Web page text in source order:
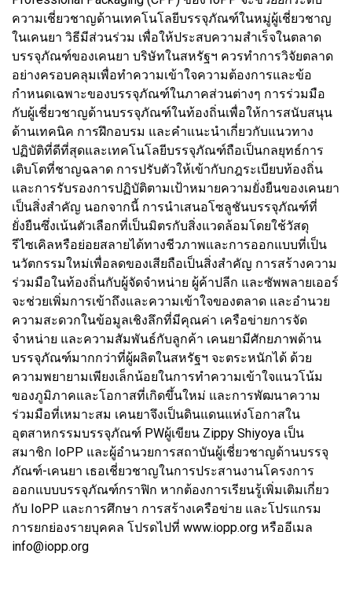
ความเชี่ยวชาญด้านเทคโนโลยีบรรจุภัณฑ์ในหมู่ผู้เชี่ยวชาญ
ในเคนยา วิธีมีส่วนร่วม เพื่อให้ประสบความสำเร็จในตลาด
บรรจุภัณฑ์ของเคนยา บริษัทในสหรัฐฯ ควรทำการวิจัยตลาด
อย่างครอบคลุมเพื่อทำความเข้าใจความต้องการและข้อ
กำหนดเฉพาะของบรรจุภัณฑ์ในภาคส่วนต่างๆ การร่วมมือ
กับผู้เชี่ยวชาญด้านบรรจุภัณฑ์ในท้องถิ่นเพื่อให้การสนับสนุน
ด้านเทคนิค การฝึกอบรม และคำแนะนำเกี่ยวกับแนวทาง
ปฏิบัติที่ดีที่สุดและเทคโนโลยีบรรจุภัณฑ์ถือเป็นกลยุทธ์การ
เติบโตที่ชาญฉลาด การปรับตัวให้เข้ากับกฎระเบียบท้องถิ่น
และการรับรองการปฏิบัติตามเป้าหมายความยั่งยืนของเคนยา
เป็นสิ่งสำคัญ นอกจากนี้ การนำเสนอโซลูชันบรรจุภัณฑ์ที่
ยั่งยืนซึ่งเน้นตัวเลือกที่เป็นมิตรกับสิ่งแวดล้อมโดยใช้วัสดุ
รีไซเคิลหรือย่อยสลายได้ทางชีวภาพและการออกแบบที่เป็น
นวัตกรรมใหม่เพื่อลดของเสียถือเป็นสิ่งสำคัญ การสร้างความ
ร่วมมือในท้องถิ่นกับผู้จัดจำหน่าย ผู้ค้าปลีก และซัพพลายเออร์
จะช่วยเพิ่มการเข้าถึงและความเข้าใจของตลาด และอำนวย
ความสะดวกในข้อมูลเชิงลึกที่มีคุณค่า เครือข่ายการจัด
จำหน่าย และความสัมพันธ์กับลูกค้า เคนยามีศักยภาพด้าน
บรรจุภัณฑ์มากกว่าที่ผู้ผลิตในสหรัฐฯ จะตระหนักได้ ด้วย
ความพยายามเพียงเล็กน้อยในการทำความเข้าใจแนวโน้ม
ของภูมิภาคและโอกาสที่เกิดขึ้นใหม่ และการพัฒนาความ
ร่วมมือที่เหมาะสม เคนยาจึงเป็นดินแดนแห่งโอกาสใน
อุตสาหกรรมบรรจุภัณฑ์ PWผู้เขียน Zippy Shiyoya เป็น
สมาชิก IoPP และผู้อำนวยการสถาบันผู้เชี่ยวชาญด้านบรรจุ
ภัณฑ์-เคนยา เธอเชี่ยวชาญในการประสานงานโครงการ
ออกแบบบรรจุภัณฑ์กราฟิก หากต้องการเรียนรู้เพิ่มเติมเกี่ยว
กับ IoPP และการศึกษา การสร้างเครือข่าย และโปรแกรม
การยกย่องรายบุคคล โปรดไปที่ www.iopp.org หรืออีเมล
info@iopp.org